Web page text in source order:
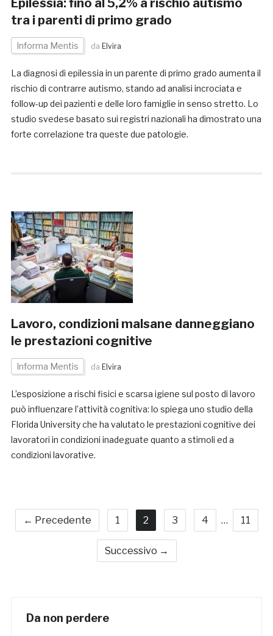
Epilessia: fino al 5,2% a rischio autismo
tra i parenti di primo grado
Informa Mentis da Elvira
La diagnosi di epilessia in un parente di primo grado aumenta il
rischio di contrarre autismo, stando ad analisi incrociata e
follow-up dei pazienti e delle loro famiglie in senso stretto. Lo
studio svedese basato sui registri nazionali ha dimostrato una
forte correlazione tra queste due patologie.
Lavoro, condizioni malsane danneggiano
le prestazioni cognitive
Informa Mentis da Elvira
L’esposizione a rischi fisici e scarsa igiene sul posto di lavoro
può influenzare l’attività cognitiva: lo spiega uno studio della
Florida University che ha valutato le prestazioni cognitive dei
lavoratori in condizioni inadeguate quanto a stimoli ed a
condizioni lavorative.
← Precedente 1 2 3 4 … 11
Successivo →
Da non perdere